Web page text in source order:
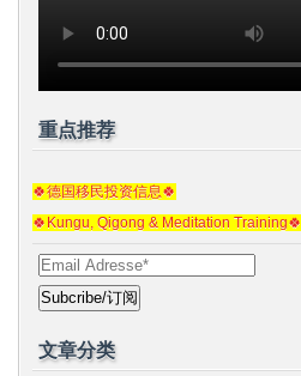
重点推荐
🍀德国移民投资信息🍀
🍀Kungu, Qigong & Meditation Training🍀
文章分类